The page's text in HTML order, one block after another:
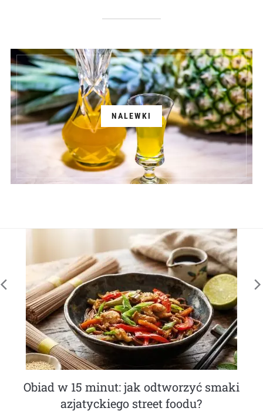
NALEWKI
Jak działa robot do mycia okien?